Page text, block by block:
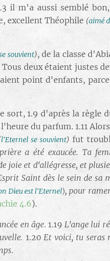
il m'a aussi semblé
excellent Théophile (aimé
souvient), de la classe
Tous deux étaient justes
point d'enfants,
1.9 d'après la règle
du parfum. 1.11
l'Eternel se souvient) fut
a été exaucée. Ta
joie et d'allégresse, et
Saint dès le sein de sa
Dieu est l'Eternel), pour
4.6).
en âge. 1.19L'ange lui
1.20Et voici, tu seras
.